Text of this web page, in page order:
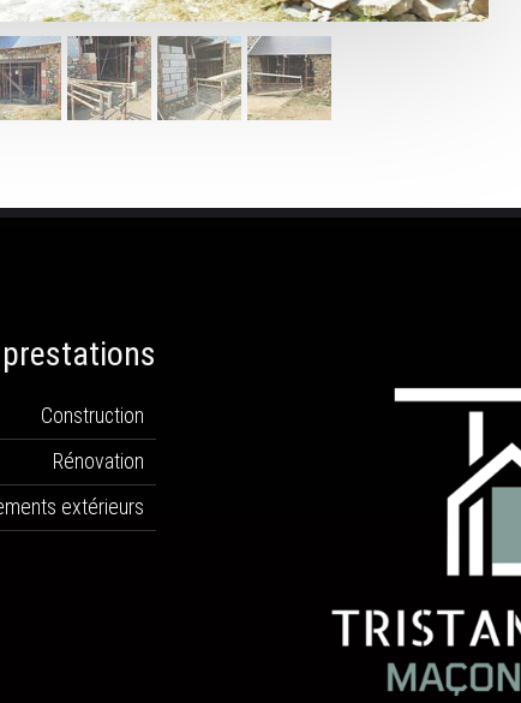
Construction
Rénovation
extérieurs